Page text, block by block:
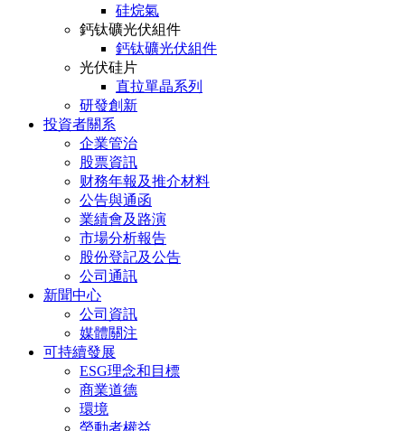
硅烷氣
鈣钛礦光伏組件
鈣钛礦光伏組件
光伏硅片
直拉單晶系列
研發創新
投資者關系
企業管治
股票資訊
财務年報及推介材料
公告與通函
業績會及路演
市場分析報告
股份登記及公告
公司通訊
新聞中心
公司資訊
媒體關注
可持續發展
ESG理念和目標
商業道德
環境
勞動者權益